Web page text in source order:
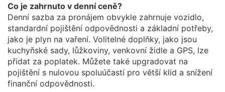
Co je zahrnuto v denní ceně?
Denní sazba za pronájem obvykle zahrnuje vozidlo,
standardní pojištění odpovědnosti a základní potřeby,
jako je plyn na vaření. Volitelné doplňky, jako jsou
kuchyňské sady, lůžkoviny, venkovní židle a GPS, lze
přidat za poplatek. Můžete také upgradovat na
pojištění s nulovou spoluúčastí pro větší klid a snížení
finanční odpovědnosti.